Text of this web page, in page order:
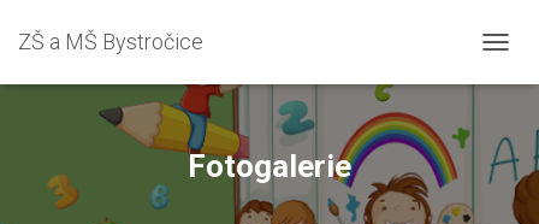
ZŠ a MŠ Bystročice
Fotogalerie